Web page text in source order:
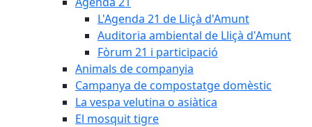
L'Agenda 21 de Lliçà d'Amunt
Auditoria ambiental de Lliçà d'Amunt
Fòrum 21 i participació
Animals de companyia
Campanya de compostatge domèstic
La vespa velutina o asiàtica
El mosquit tigre